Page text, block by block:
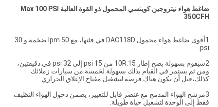
ضاغط هواء نيتروجين كوينسي المحمول ذو القوة العالية Max 100 PSI
350CFH
1أقوى ضاغط هواء محمول DAC118D في فئتها، مع 50 lpm ضخمة و 30
psi.
2سيقوم بسهولة بضخ إطار 10R.15 من 15 psi إلى 32 psi في دقيقتين،
ومن ثم يستمر في القيام بذلك بسهولة لخمسة من سيارات زملائك
كذلك،قبل أن يكون هناك فرصة لتشغيل مفتاح الإغلاق الحراري.
3مرشح الهواء المدمج مع عنصر قابل للتغيير، يضمن دخول الهواء النظيف
فقط إلى الوحدة لتشغيل حياة طويلة.